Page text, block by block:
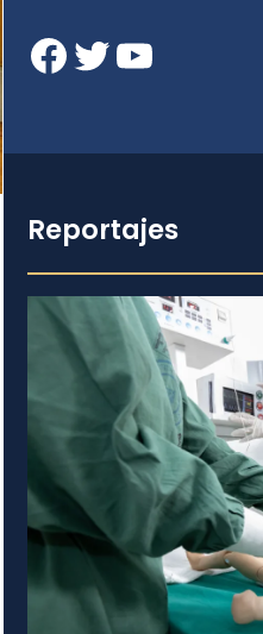
Facebook Twitter YouTube
Reportajes